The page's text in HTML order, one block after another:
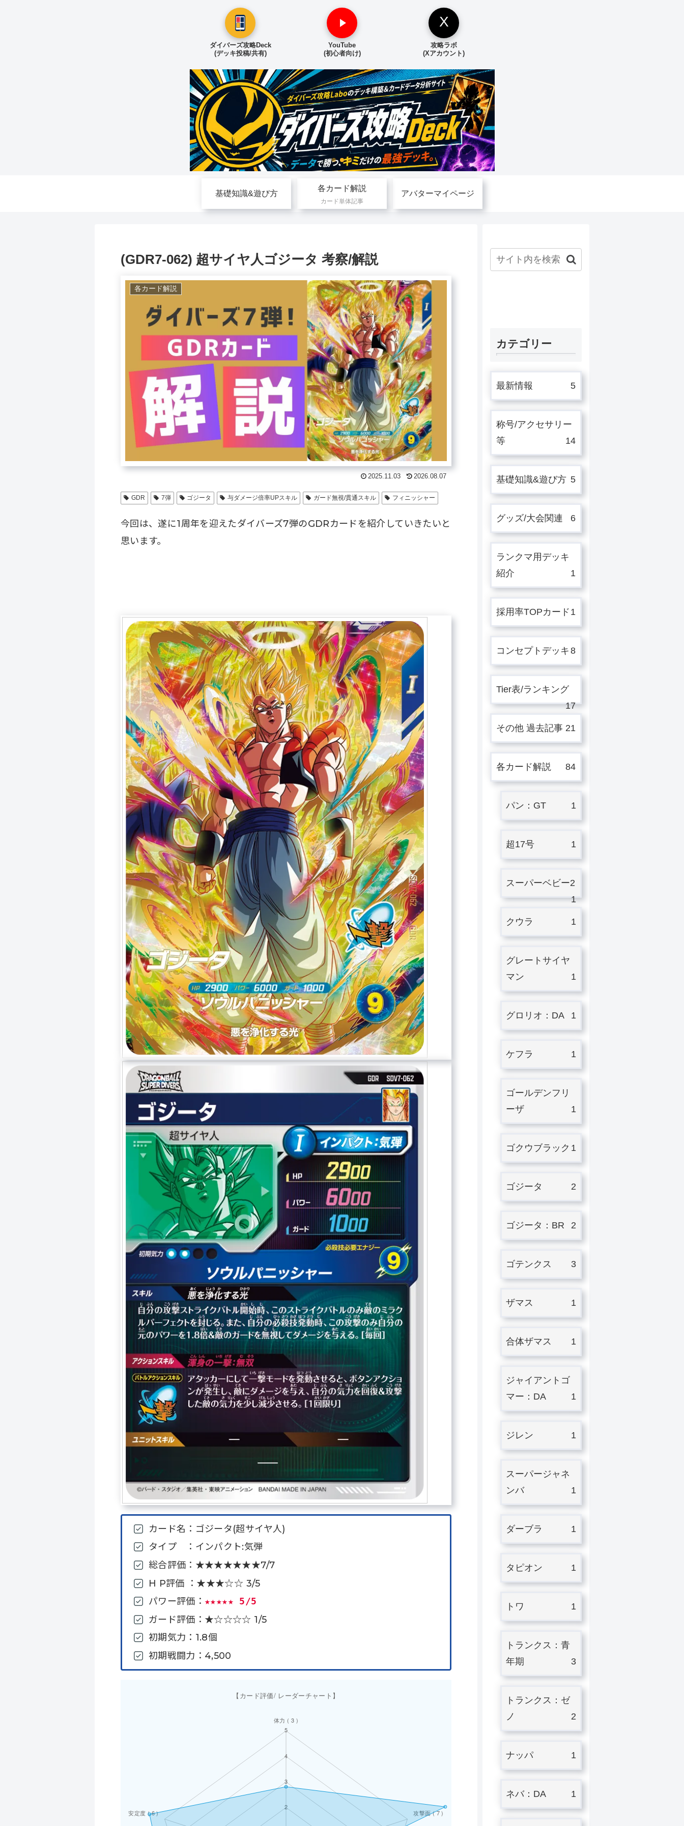
ダイバーズ攻略Deck
(デッキ投稿/共有)
YouTube
(初心者向け)
X
攻略ラボ
(Xアカウント)
基礎知識&遊び方
各カード解説
カード単体記事
アバターマイページ
(GDR7-062) 超サイヤ人ゴジータ 考察/解説
各カード解説
2025.11.03 2026.08.07
GDR 7弾 ゴジータ 与ダメージ倍率UPスキル ガード無視/貫通スキル フィニッシャー
今回は、遂に1周年を迎えたダイバーズ7弾のGDRカードを紹介していきたいと
思います。
カード名：ゴジータ(超サイヤ人)
タイプ ：インパクト:気弾
総合評価：★★★★★★★7/7
H P評価 ：★★★☆☆ 3/5
パワー評価： ★★★★★ 5/5
ガード評価：★☆☆☆☆ 1/5
初期気力：1.8個
初期戦闘力：4,500
カテゴリー
最新情報 5
称号/アクセサリー
等
14
基礎知識&遊び方 5
グッズ/大会関連 6
ランクマ用デッキ
紹介
1
採用率TOPカード 1
コンセプトデッキ 8
Tier表/ランキング
17
その他 過去記事 21
各カード解説 84
パン：GT 1
超17号 1
スーパーベビー2
1
クウラ 1
グレートサイヤ
マン
1
グロリオ：DA 1
ケフラ 1
ゴールデンフリ
ーザ
1
ゴクウブラック 1
ゴジータ 2
ゴジータ：BR 2
ゴテンクス 3
ザマス 1
合体ザマス 1
ジャイアントゴ
マー：DA
1
ジレン 1
スーパージャネ
ンバ
1
ダーブラ 1
タピオン 1
トワ 1
トランクス：青
年期
3
トランクス：ゼ
ノ
2
ナッパ 1
ネバ：DA 1